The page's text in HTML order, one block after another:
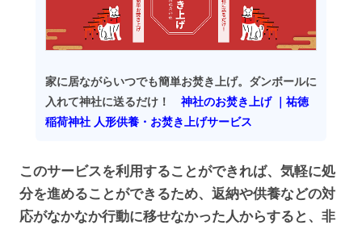
家に居ながらいつでも簡単お焚き上げ。ダンボールに
入れて神社に送るだけ！ 神社のお焚き上げ ｜祐徳
稲荷神社 人形供養・お焚き上げサービス
このサービスを利用することができれば、気軽に処
分を進めることができるため、返納や供養などの対
応がなかなか行動に移せなかった人からすると、非